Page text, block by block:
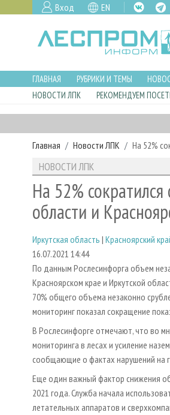
Вход EN
ГЛАВНАЯ РУБРИКИ И ТЕМЫ
НОВОСТИ ЛПК
РЕКОМЕНДУЕМ
Главная Новости ЛПК На 52%
НОВОСТИ ЛПК
На 52%
области и
Иркутская область | Красноярский
16.07.2021 14:44
По данным Рослесинфорга объем
Красноярском крае и Иркутской
70% общего объема незаконно
мониторинг показал сокращение
В Рослесинфорге отмечают, что во
мониторинга в лесах и усиление
сообщающие о фактах нарушений на
Еще один важный фактор снижения
2021 года. Служба начала
летательных аппаратов и